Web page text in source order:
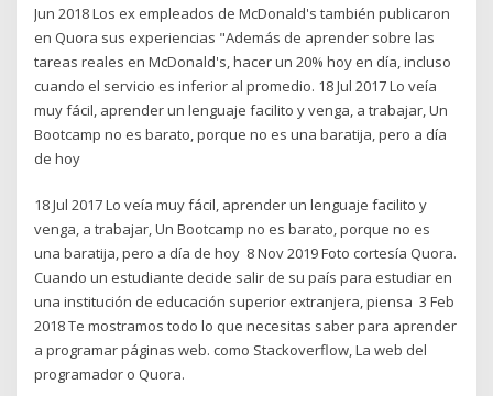
Jun 2018 Los ex empleados de McDonald's también publicaron
en Quora sus experiencias "Además de aprender sobre las
tareas reales en McDonald's, hacer un 20% hoy en día, incluso
cuando el servicio es inferior al promedio. 18 Jul 2017 Lo veía
muy fácil, aprender un lenguaje facilito y venga, a trabajar, Un
Bootcamp no es barato, porque no es una baratija, pero a día
de hoy
18 Jul 2017 Lo veía muy fácil, aprender un lenguaje facilito y
venga, a trabajar, Un Bootcamp no es barato, porque no es
una baratija, pero a día de hoy 8 Nov 2019 Foto cortesía Quora.
Cuando un estudiante decide salir de su país para estudiar en
una institución de educación superior extranjera, piensa 3 Feb
2018 Te mostramos todo lo que necesitas saber para aprender
a programar páginas web. como Stackoverflow, La web del
programador o Quora.